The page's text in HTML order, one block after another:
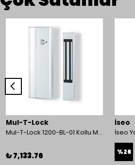
Mul-T-Lock
Mul-T-Lock 1200-BL-01 Kollu Manyetik Kilit 272 kg 600 Lbs
₺ 7,133.76
İseo
%26